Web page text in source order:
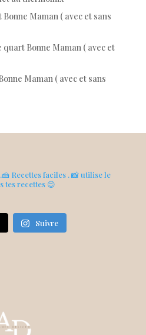
Maman ( avec et sans
quart Bonne Maman ( avec et
Maman ( avec et sans
.🍰 Recettes faciles . 📸 utilise le
tes recettes 😉
Suivre